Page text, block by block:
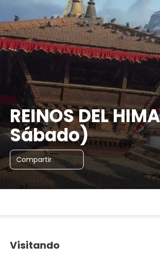
REINOS DEL
Sábado)
Compartir
Visitando